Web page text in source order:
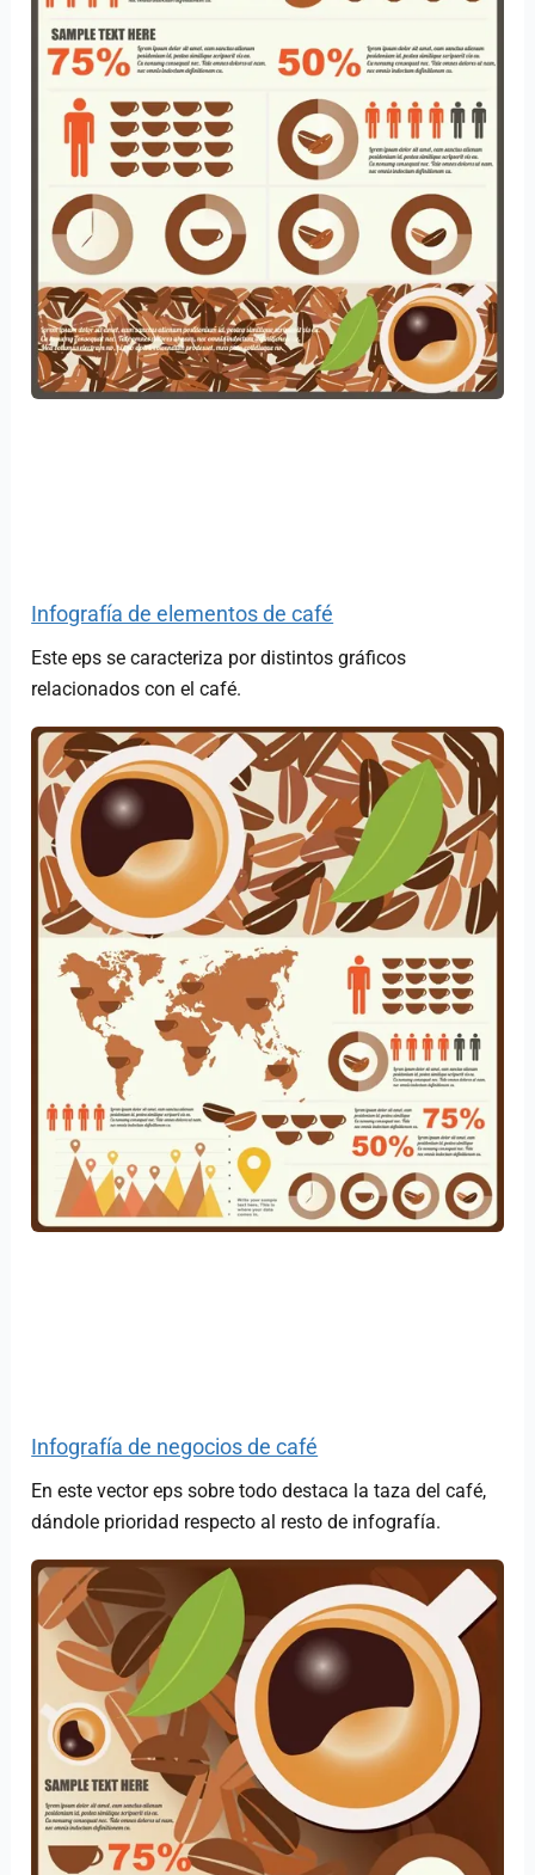
Infografía de elementos de café
Este eps se caracteriza por distintos gráficos
relacionados con el café.
Infografía de negocios de café
En este vector eps sobre todo destaca la taza del café,
dándole prioridad respecto al resto de infografía.